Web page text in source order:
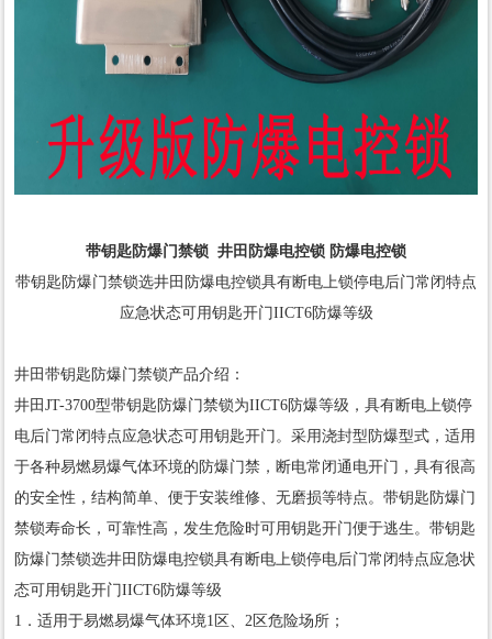
带钥匙防爆门禁锁 井田防爆电控锁 防爆电控锁
带钥匙防爆门禁锁选井田防爆电控锁具有断电上锁停电后门常闭特点
应急状态可用钥匙开门IICT6防爆等级
井田带钥匙防爆门禁锁产品介绍：
井田JT-3700型带钥匙防爆门禁锁为IICT6防爆等级，具有断电上锁停
电后门常闭特点应急状态可用钥匙开门。采用浇封型防爆型式，适用
于各种易燃易爆气体环境的防爆门禁，断电常闭通电开门，具有很高
的安全性，结构简单、便于安装维修、无磨损等特点。带钥匙防爆门
禁锁寿命长，可靠性高，发生危险时可用钥匙开门便于逃生。带钥匙
防爆门禁锁选井田防爆电控锁具有断电上锁停电后门常闭特点应急状
态可用钥匙开门IICT6防爆等级
1．适用于易燃易爆气体环境1区、2区危险场所；